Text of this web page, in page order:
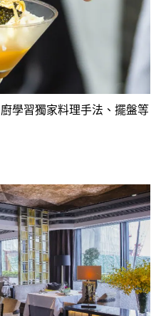
學習獨家料理手法、擺盤等